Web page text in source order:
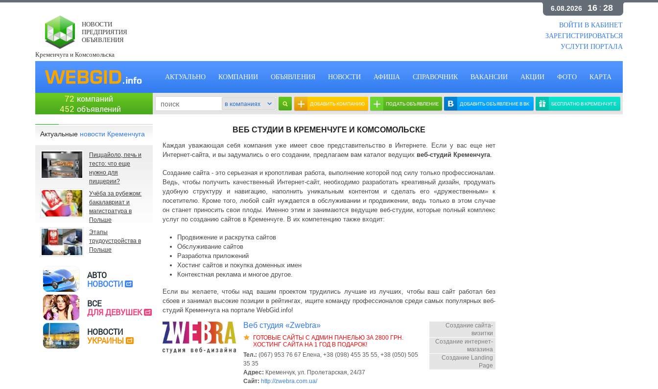
6.08.2026 16 : 28
НОВОСТИ
ПРЕДПРИЯТИЯ
ОБЪЯВЛЕНИЯ
Кременчуга и Комсомольска
ВОЙТИ В КАБИНЕТ
ЗАРЕГИСТРИРОВАТЬСЯ
УСЛУГИ ПОРТАЛА
АКТУАЛЬНО КОМПАНИИ ОБЪЯВЛЕНИЯ НОВОСТИ АФИША СПРАВОЧНИК ВАКАНСИИ АКЦИИ ФОТО КАРТА
72 компаний
452 объявлений + ДОБАВИТЬ КОМПАНИЮ + ПОДАТЬ ОБЪЯВЛЕНИЕ ДОБАВИТЬ ОБЪЯВЛЕНИЕ В ВК БЕСПЛАТНО В КРЕМЕНЧУГЕ
ВЕБ СТУДИИ В КРЕМЕНЧУГЕ И КОМСОМОЛЬСКЕ
Каждая уважающая себя компания уже имеет свое представительство в Интернете. Если у вас еще нет
Интернет-сайта, и вы задумались о его создании, предлагаем вам каталог ведущих веб-студий Кременчуга.
Создание сайта - это серьезная и кропотливая работа, выполнение которой под силу только профессионалам.
Ведь, чтобы получить качественный Интернет-сайт, необходимо разработать креативный дизайн, продумать
удобную структуру и навигацию, наполнить уникальным контентом и сделать его «дружественным» к
посетителю. Кроме того, любой сайт нуждается в обслуживании и продвижении, ведь только в этом случае
он станет приносить свои плоды. Именно этим и занимаются ведущие веб-студии, которые полный комплекс
услуг по созданию сайтов в Кременчуге. В их компетенцию также входит:
Продвижение и раскрутка сайтов
Обслуживание сайтов
Разработка приложений
Хостинг сайтов и покупка доменных имен
Контекстная реклама и многое другое.
Если вы желаете, чтобы над вашим проектом трудились лучшие из лучших, чтобы ваш сайт работал без
сбоев и занимал высокие позиции в рейтингах, ищите команду профессионалов среди самых популярных веб-
студий Кременчуга на портале WebGid.info!
Веб студия «Zwebra»
ГОТОВЫЕ САЙТЫ С АДМИН ПАНЕЛЬЮ ЗА 2800 ГРН.
ХОСТИНГ САЙТА НА 1 ГОД В ПОДАРОК!
Тел.: (067) 953 76 67 Елена, +38 (098) 455 35 55, +38 (050) 505
35 35
Адрес: Кременчук, ул. Пролетарская, 24/37
Сайт: http://zwebra.com.ua/
Создание сайта-
визитки
Создание интернет-
магазина
Создание Landing
Page
Актуальные новости Кременчуга
Пиццайоло, печь и
тесто: что еще
нужно для
пиццерии?
Учёба за рубежом:
бакалавриат и
магистратура в
Польше
Этапы
трудоустройства в
Польше
АВТО
НОВОСТИ
ВСЕ
ДЛЯ ДЕВУШЕК
НОВОСТИ
УКРАИНЫ